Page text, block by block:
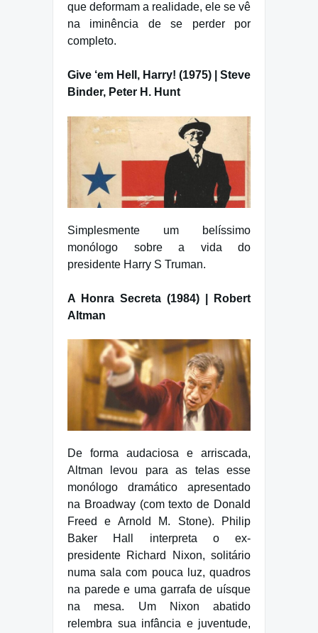
que deformam a realidade, ele se vê
na iminência de se perder por
completo.
Give ‘em Hell, Harry! (1975) | Steve
Binder, Peter H. Hunt
Simplesmente um belíssimo
monólogo sobre a vida do
presidente Harry S Truman.
A Honra Secreta (1984) | Robert
Altman
De forma audaciosa e arriscada,
Altman levou para as telas esse
monólogo dramático apresentado
na Broadway (com texto de Donald
Freed e Arnold M. Stone). Philip
Baker Hall interpreta o ex-
presidente Richard Nixon, solitário
numa sala com pouca luz, quadros
na parede e uma garrafa de uísque
na mesa. Um Nixon abatido
relembra sua infância e juventude,